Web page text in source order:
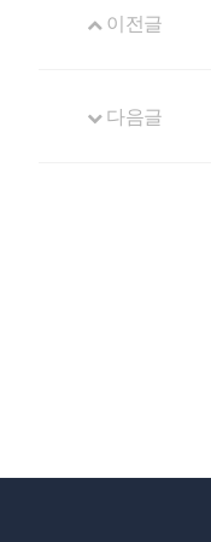
이전글
다음글